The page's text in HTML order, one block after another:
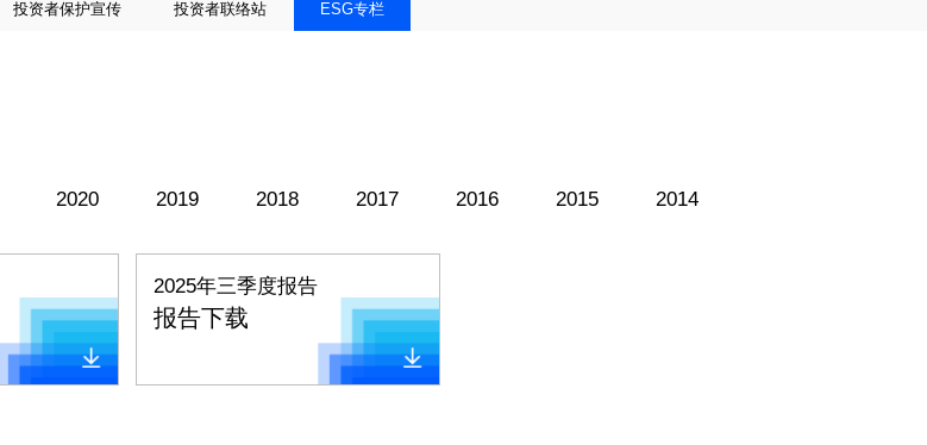
投资者保护宣传 投资者联络站 ESG专栏
2020 2019 2018 2017 2016 2015 2014
2025年三季度报告
报告下载